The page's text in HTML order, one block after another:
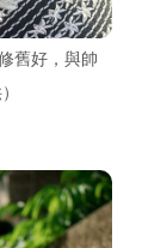
舊好，與帥